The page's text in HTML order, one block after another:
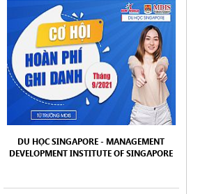
DU HỌC SINGAPORE - MANAGEMENT
DEVELOPMENT INSTITUTE OF SINGAPORE